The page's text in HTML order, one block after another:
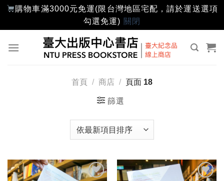
購物車滿3000元免運(限台灣地區宅配，請於運送選項
勾選免運) 關閉
首頁 / 商店 / 頁面 18
篩選